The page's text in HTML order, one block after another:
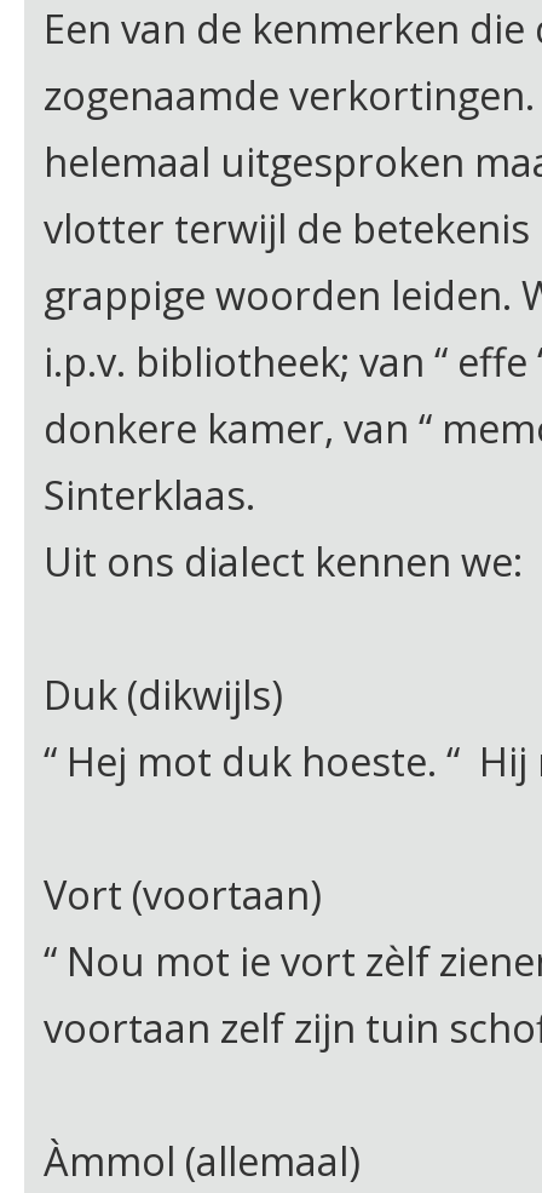
Een van de kenmerken
zogenaamde
helemaal uitgesproken
vlotter terwijl de
grappige woorden leiden.
i.p.v. bibliotheek; van “ effe
donkere kamer, van “
Sinterklaas.
Uit ons dialect kennen we:
Duk (dikwijls)
“ Hej mot duk hoeste. “
Vort (voortaan)
“ Nou mot ie vort zèlf
voortaan zelf zijn tuin
Àmmol (allemaal)